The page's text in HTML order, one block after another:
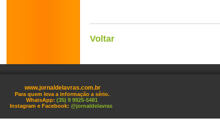
Voltar
www.jornaldelavras.com.br
Para quem leva a informação a sério.
WhatsApp: (35) 9 9925-5481
Instagram e Facebook: @jornaldelavras